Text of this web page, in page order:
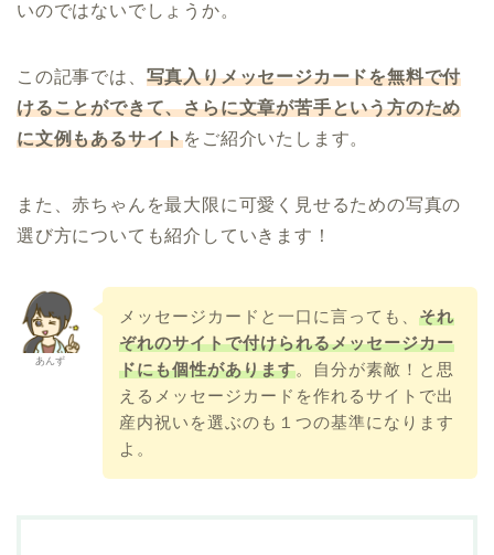
いのではないでしょうか。
この記事では、 写真入りメッセージカードを無料で付
けることができて、さらに文章が苦手という方のため
に文例もあるサイトをご紹介いたします。
また、赤ちゃんを最大限に可愛く見せるための写真の
選び方についても紹介していきます！
あんず
メッセージカードと一口に言っても、 それ
ぞれのサイトで付けられるメッセージカー
ドにも個性があります。自分が素敵！と思
えるメッセージカードを作れるサイトで出
産内祝いを選ぶのも１つの基準になります
よ。